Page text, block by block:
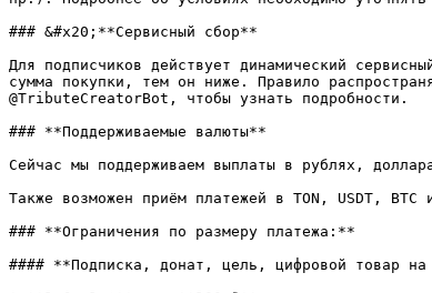
### &#x20;**Сервисный сбор**
Для подписчиков действует динамический
сумма покупки, тем он ниже. Правило
@TributeCreatorBot, чтобы узнать подробности.
### **Поддерживаемые валюты**
Сейчас мы поддерживаем выплаты в рублях,
Также возможен приём платежей в TON, USDT,
### **Ограничения по размеру платежа:**
#### **Подписка, донат, цель, цифровой товар